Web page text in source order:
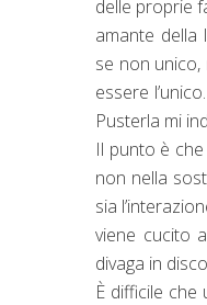
delle proprie
amante della
se non
essere
Pusterla mi
Il punto è
non nella
sia
viene cucito
divaga in
È difficile